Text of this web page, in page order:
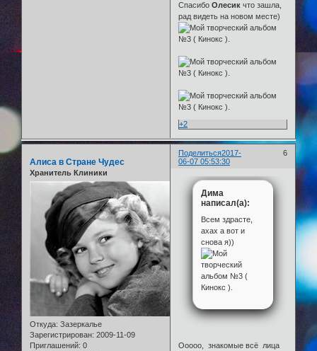
СпасибоОлесик что зашла,
рад видеть на новом месте)
+2
Поделиться 6
2017-
06-07 05:53:30
Алиса в Стране Чудес
Хранитель Клиники
Откуда: Зазеркалье
Зарегистрирован: 2009-11-09
Приглашений: 0
Дима
написал(а):
Всем здрасте,
ахах а вот и
снова я))
Ооооо, знакомые всё лица